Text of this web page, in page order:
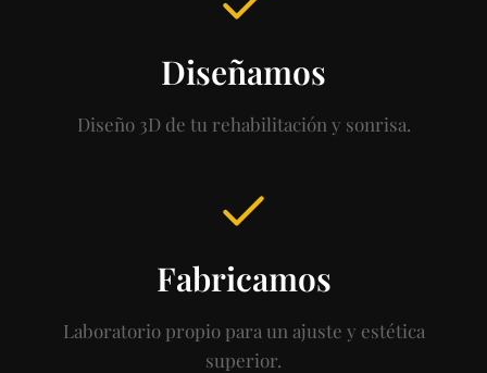
Diseñamos
Diseño 3D de tu rehabilitación y sonrisa.
Fabricamos
Laboratorio propio para un ajuste y estética
superior.